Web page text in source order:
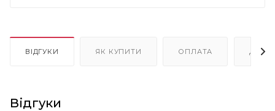
ВІДГУКИ ЯК КУПИТИ ОПЛАТА
Відгуки